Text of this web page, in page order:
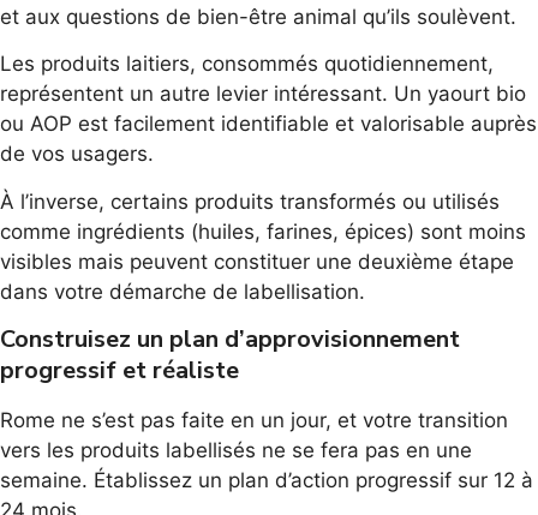
et aux questions de bien-être animal qu’ils soulèvent.
Les produits laitiers, consommés quotidiennement,
représentent un autre levier intéressant. Un yaourt bio
ou AOP est facilement identifiable et valorisable auprès
de vos usagers.
À l’inverse, certains produits transformés ou utilisés
comme ingrédients (huiles, farines, épices) sont moins
visibles mais peuvent constituer une deuxième étape
dans votre démarche de labellisation.
Construisez un plan d’approvisionnement
progressif et réaliste
Rome ne s’est pas faite en un jour, et votre transition
vers les produits labellisés ne se fera pas en une
semaine. Établissez un plan d’action progressif sur 12 à